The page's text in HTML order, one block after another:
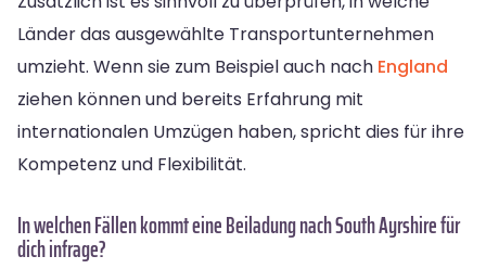
Länder das ausgewählte Transportunternehmen
umzieht. Wenn sie zum Beispiel auch nach England
ziehen können und bereits Erfahrung mit
internationalen Umzügen haben, spricht dies für ihre
Kompetenz und Flexibilität.
In welchen Fällen kommt eine Beiladung nach South Ayrshire für
dich infrage?